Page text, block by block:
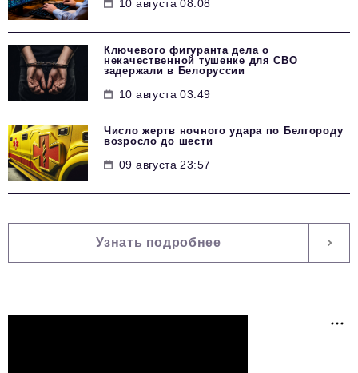
10 августа 08:08
Ключевого фигуранта дела о
некачественной тушенке для СВО
задержали в Белоруссии
10 августа 03:49
Число жертв ночного удара по Белгороду
возросло до шести
09 августа 23:57
Узнать подробнее